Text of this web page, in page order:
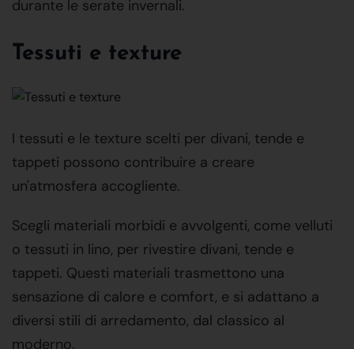
durante le serate invernali.
Tessuti e texture
I tessuti e le texture scelti per divani, tende e
tappeti possono contribuire a creare
un'atmosfera accogliente.
Scegli materiali morbidi e avvolgenti, come velluti
o tessuti in lino, per rivestire divani, tende e
tappeti. Questi materiali trasmettono una
sensazione di calore e comfort, e si adattano a
diversi stili di arredamento, dal classico al
moderno.